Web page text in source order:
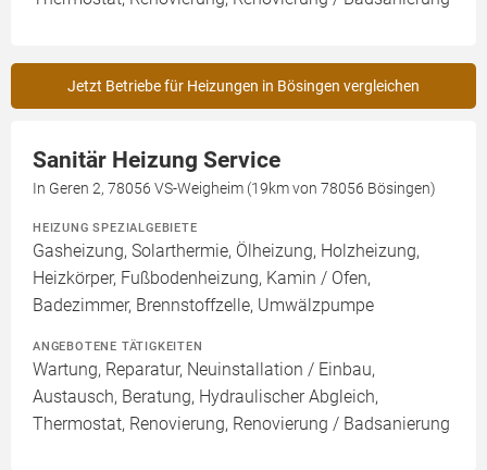
Jetzt Betriebe für Heizungen in Bösingen vergleichen
Sanitär Heizung Service
In Geren 2, 78056 VS-Weigheim (19km von 78056 Bösingen)
HEIZUNG SPEZIALGEBIETE
Gasheizung, Solarthermie, Ölheizung, Holzheizung,
Heizkörper, Fußbodenheizung, Kamin / Ofen,
Badezimmer, Brennstoffzelle, Umwälzpumpe
ANGEBOTENE TÄTIGKEITEN
Wartung, Reparatur, Neuinstallation / Einbau,
Austausch, Beratung, Hydraulischer Abgleich,
Thermostat, Renovierung, Renovierung / Badsanierung